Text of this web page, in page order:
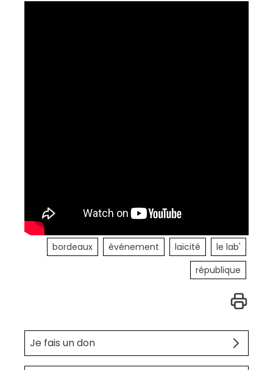
bordeaux événement laïcité
le lab'
république
Je fais un don